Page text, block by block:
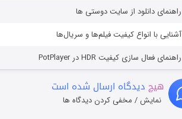
راهنمای دانلود از سایت دوستی ها
آشنایی با انواع کیفیت فیلم‌ها و سریال‌ها
راهنمای فعال سازی کیفیت HDR در PotPlayer
هیچ دیدگاه ارسال شده است
نمایش / مخفی کردن دیدگاه ها